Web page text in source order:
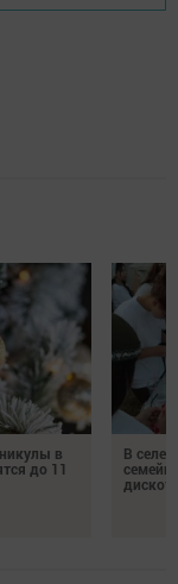
в
до 11
В селе